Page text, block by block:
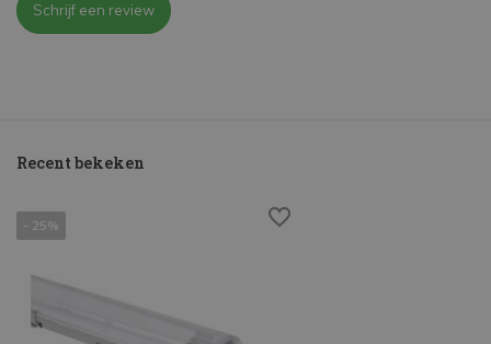
Schrijf een review
Recent bekeken
- 25%